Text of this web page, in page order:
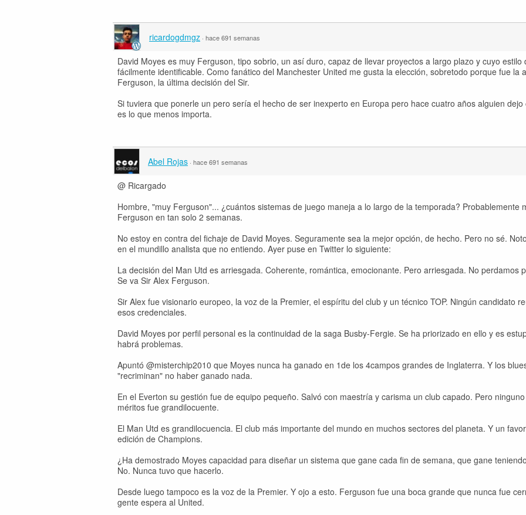
ricardogdmgz · hace 691 semanas
David Moyes es muy Ferguson, tipo sobrio, un así duro, capaz de llevar proyectos a largo plazo y cuyo estilo
fácilmente identificable. Como fanático del Manchester United me gusta la elección, sobretodo porque fue la
Ferguson, la última decisión del Sir.
Si tuviera que ponerle un pero sería el hecho de ser inexperto en Europa pero hace cuatro años alguien
es lo que menos importa.
Abel Rojas · hace 691 semanas
@ Ricargado
Hombre, "muy Ferguson"... ¿cuántos sistemas de juego maneja a lo largo de la temporada? Probablemente
Ferguson en tan solo 2 semanas.
No estoy en contra del fichaje de David Moyes. Seguramente sea la mejor opción, de hecho. Pero no sé.
en el mundillo analista que no entiendo. Ayer puse en Twitter lo siguiente:
La decisión del Man Utd es arriesgada. Coherente, romántica, emocionante. Pero arriesgada. No perdamos
Se va Sir Alex Ferguson.
Sir Alex fue visionario europeo, la voz de la Premier, el espíritu del club y un técnico TOP. Ningún candidato
esos credenciales.
David Moyes por perfil personal es la continuidad de la saga Busby-Fergie. Se ha priorizado en ello y es
habrá problemas.
Apuntó @misterchip2010 que Moyes nunca ha ganado en 1de los 4campos grandes de Inglaterra. Y los
"recriminan" no haber ganado nada.
En el Everton su gestión fue de equipo pequeño. Salvó con maestría y carisma un club capado. Pero
méritos fue grandilocuente.
El Man Utd es grandilocuencia. El club más importante del mundo en muchos sectores del planeta. Y un
edición de Champions.
¿Ha demostrado Moyes capacidad para diseñar un sistema que gane cada fin de semana, que gane
No. Nunca tuvo que hacerlo.
Desde luego tampoco es la voz de la Premier. Y ojo a esto. Ferguson fue una boca grande que nunca fue
gente espera al United.